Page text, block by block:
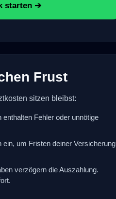
starten ➔
Frust
sitzen bleibst:
Fehler oder unnötige
ein, um Fristen deiner Versicherung
verzögern die Auszahlung.